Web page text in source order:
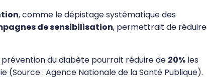
, comme le dépistage systématique des
de sensibilisation, permettrait de réduire
du diabète pourrait réduire de 20%les
(Source : Agence Nationale de la Santé Publique).